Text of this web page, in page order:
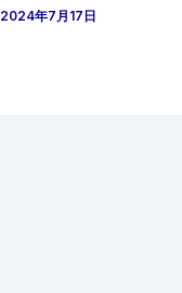
2024年7月17日